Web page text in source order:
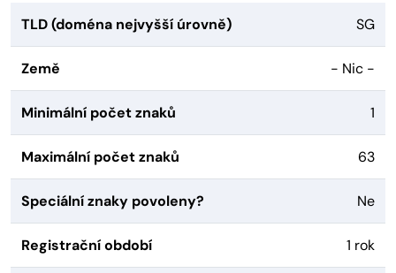
TLD (doména nejvyšší úrovně) SG
Země - Nic -
Minimální počet znaků 1
Maximální počet znaků 63
Speciální znaky povoleny? Ne
Registrační období 1 rok